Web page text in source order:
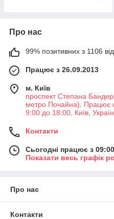
Про нас
99% позитивних з 1106
Працює з 26.09.2013
м. Київ
проспект Степана
метро Почайна). Працює
9:00 до 18:00, Київ,
Контакти
Сьогодні працює з
Показати весь графік
Про нас
Контакти